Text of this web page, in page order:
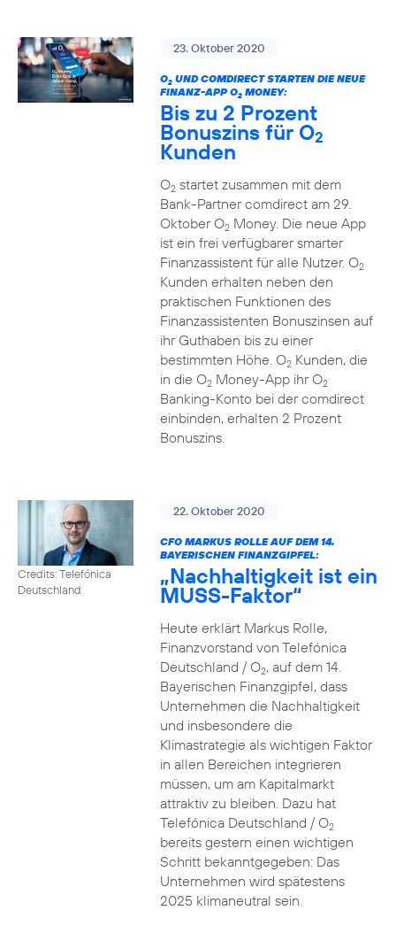
23. Oktober 2020
O2UND COMDIRECT STARTEN DIE NEUE
FINANZ-APP O2MONEY:
Bis zu 2 Prozent
Bonuszins für O2
Kunden
O2startet zusammen mit dem
Bank-Partner comdirect am 29.
Oktober O2Money. Die neue App
ist ein frei verfügbarer smarter
Finanzassistent für alle Nutzer. O2
Kunden erhalten neben den
praktischen Funktionen des
Finanzassistenten Bonuszinsen auf
ihr Guthaben bis zu einer
bestimmten Höhe. O2Kunden, die
in die O2Money-App ihr O2
Banking-Konto bei der comdirect
einbinden, erhalten 2 Prozent
Bonuszins.
Credits: Telefónica
Deutschland
22. Oktober 2020
CFO MARKUS ROLLE AUF DEM 14.
BAYERISCHEN FINANZGIPFEL:
„Nachhaltigkeit ist ein
MUSS-Faktor“
Heute erklärt Markus Rolle,
Finanzvorstand von Telefónica
Deutschland / O2, auf dem 14.
Bayerischen Finanzgipfel, dass
Unternehmen die Nachhaltigkeit
und insbesondere die
Klimastrategie als wichtigen Faktor
in allen Bereichen integrieren
müssen, um am Kapitalmarkt
attraktiv zu bleiben. Dazu hat
Telefónica Deutschland / O2
bereits gestern einen wichtigen
Schritt bekanntgegeben: Das
Unternehmen wird spätestens
2025 klimaneutral sein.